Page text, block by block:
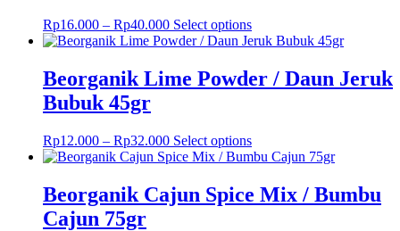
Rp16.000 – Rp40.000 Select optionsThis
product
multiple
variants.
may
be
chosen
on
the
Beorganik Lime Powder / Daun Jeruk
Bubuk 45gr
Rp12.000 – Rp32.000 Select optionsThis
product
multiple
variants.
Beorganik Cajun Spice Mix / Bumbu
Cajun 75gr